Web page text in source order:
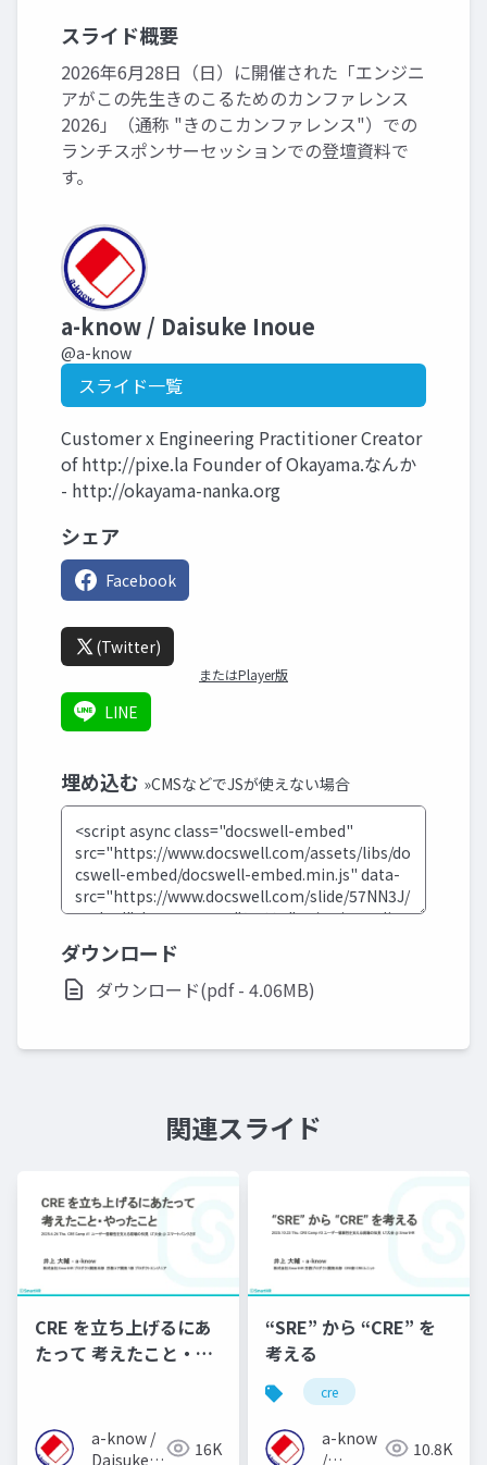
スライド概要
2026年6月28日（日）に開催された「エンジニ
アがこの先生きのこるためのカンファレンス
2026」（通称 "きのこカンファレンス"）での
ランチスポンサーセッションでの登壇資料で
す。
a-know / Daisuke Inoue
@a-know
スライド一覧
Customer x Engineering Practitioner Creator
of http://pixe.la Founder of Okayama.なんか
- http://okayama-nanka.org
シェア
Facebook
(Twitter)
またはPlayer版
LINE
埋め込む »CMSなどでJSが使えない場合
ダウンロード
ダウンロード(pdf - 4.06MB)
関連スライド
CRE を立ち上げるにあ
たって 考えたこと・や
a-know /
Daisuke
16K
“SRE” から “CRE” を
考える
cre
a-know
/
10.8K